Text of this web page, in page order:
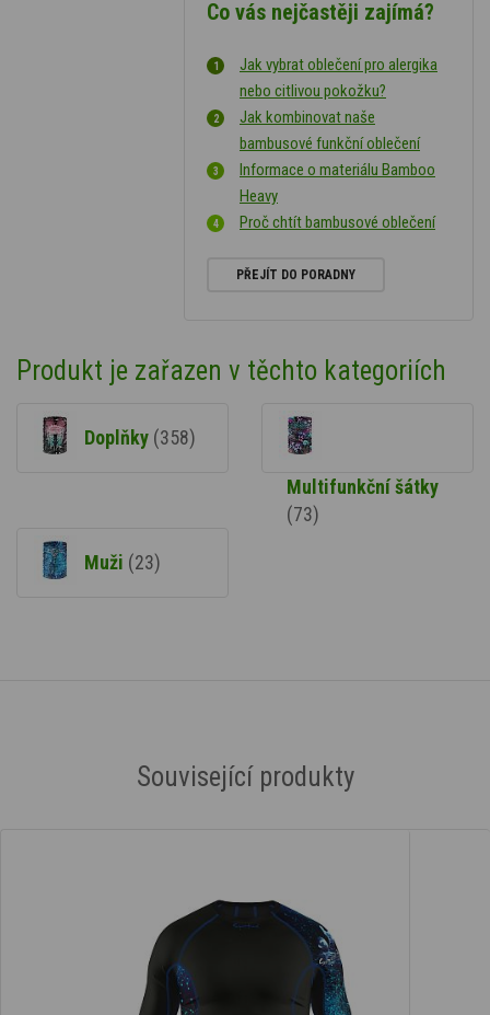
Co vás nejčastěji zajímá?
Jak vybrat oblečení pro alergika
nebo citlivou pokožku?
Jak kombinovat naše
bambusové funkční oblečení
Informace o materiálu Bamboo
Heavy
Proč chtít bambusové oblečení
PŘEJÍT DO PORADNY
Produkt je zařazen v těchto kategoriích
Doplňky (358)
Multifunkční šátky
(73)
Muži (23)
Související produkty